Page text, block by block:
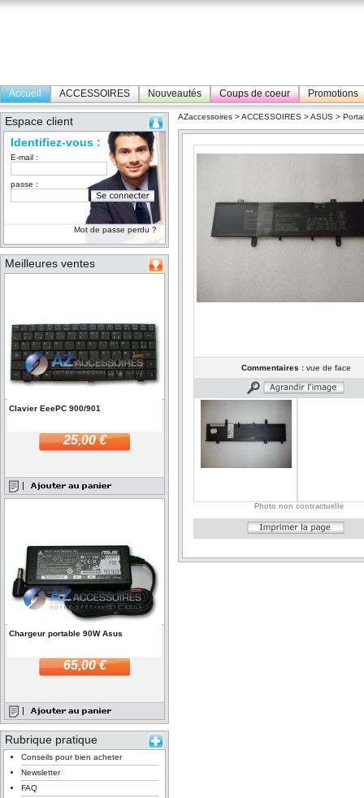
Accueil ACCESSOIRES Nouveautés Coups de coeur Promotions
Espace client
Identifiez-vous :
E-mail :
passe :
Mot de passe perdu ?
Meilleures ventes
Clavier EeePC 900/901
25,00 €
Chargeur portable 90W Asus
65,00 €
Rubrique pratique
Conseils pour bien acheter
Newsletter
FAQ
AZaccessoires >ACCESSOIRES >ASUS >
Commentaires :vue de face
Photo non contractuelle